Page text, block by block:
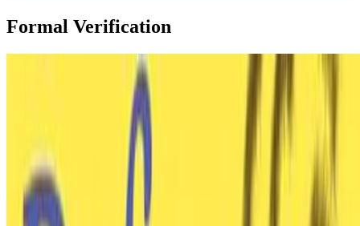
Formal Verification
Formal Verification
Métodos Formales de Desarrollo de Software.